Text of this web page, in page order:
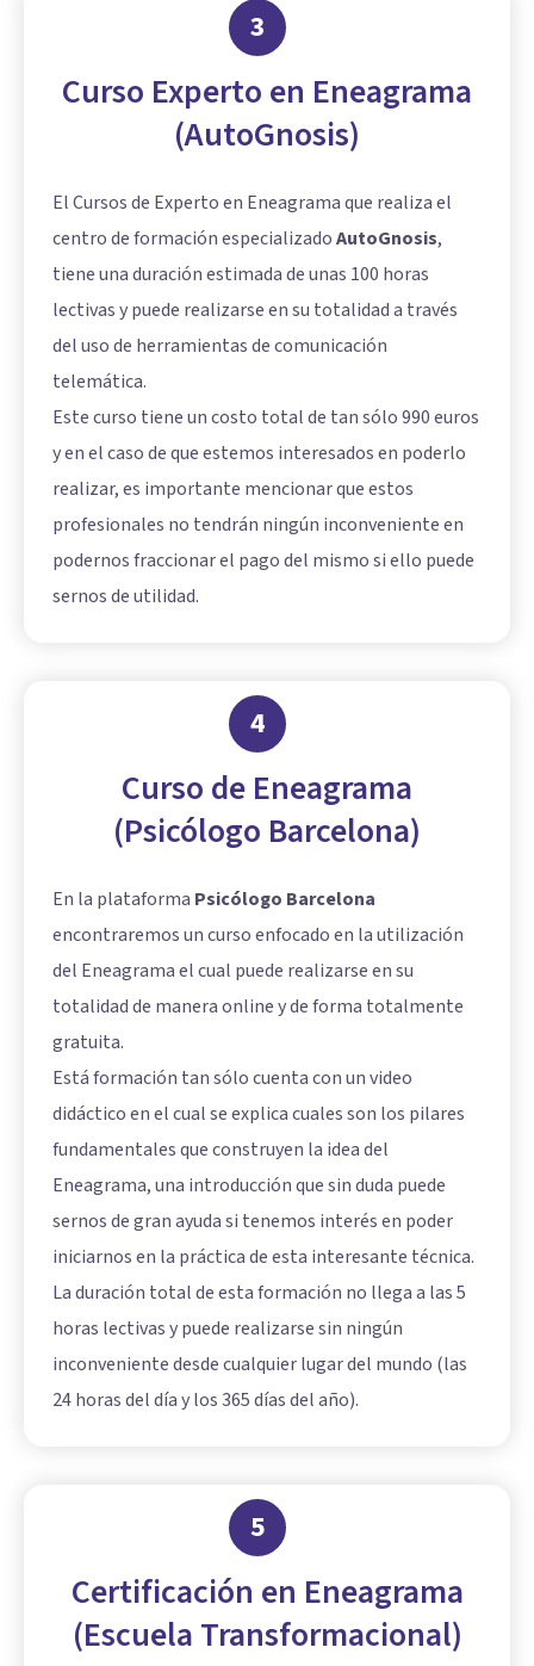
3
Curso Experto en Eneagrama
(AutoGnosis)
El Cursos de Experto en Eneagrama que realiza el
centro de formación especializadoAutoGnosis,
tiene una duración estimada de unas 100 horas
lectivas y puede realizarse en su totalidad a través
del uso de herramientas de comunicación
telemática.
Este curso tiene un costo total de tan sólo 990 euros
y en el caso de que estemos interesados en poderlo
realizar, es importante mencionar que estos
profesionales no tendrán ningún inconveniente en
podernos fraccionar el pago del mismo si ello puede
sernos de utilidad.
4
Curso de Eneagrama
(Psicólogo Barcelona)
En la plataforma Psicólogo Barcelona
encontraremos un curso enfocado en la utilización
del Eneagrama el cual puede realizarse en su
totalidad de manera online y de forma totalmente
gratuita.
Está formación tan sólo cuenta con un video
didáctico en el cual se explica cuales son los pilares
fundamentales que construyen la idea del
Eneagrama, una introducción que sin duda puede
sernos de gran ayuda si tenemos interés en poder
iniciarnos en la práctica de esta interesante técnica.
La duración total de esta formación no llega a las 5
horas lectivas y puede realizarse sin ningún
inconveniente desde cualquier lugar del mundo (las
24 horas del día y los 365 días del año).
5
Certificación en Eneagrama
(Escuela Transformacional)